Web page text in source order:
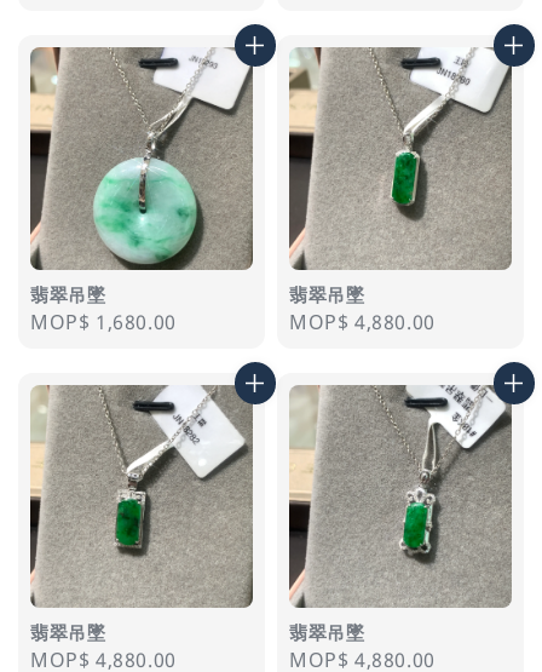
翡翠吊墜
Regular
MOP$ 1,680.00
翡翠吊墜
Regular
MOP$ 4,880.00
翡翠吊墜
Regular
MOP$ 4,880.00
翡翠吊墜
Regular
MOP$ 4,880.00